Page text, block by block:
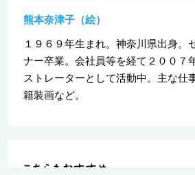
熊本奈津子（絵）
１９６９年生まれ。神奈川県出身。
ナー卒業。会社員等を経て２００７
ストレーターとして活動中。主な仕
籍装画など。